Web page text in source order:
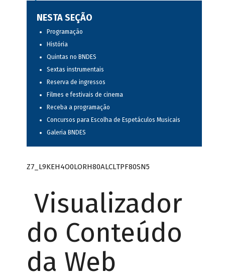
NESTA SEÇÃO
Programação
História
Quintas no BNDES
Sextas instrumentais
Reserva de ingressos
Filmes e festivais de cinema
Receba a programação
Concursos para Escolha de Espetáculos Musicais
Galeria BNDES
Z7_L9KEH4O0LORH80ALCLTPF80SN5
Visualizador
do Conteúdo
da Web